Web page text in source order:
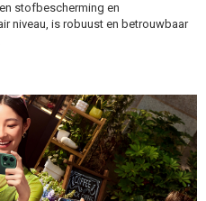
en stofbescherming en
niveau, is robuust en betrouwbaar